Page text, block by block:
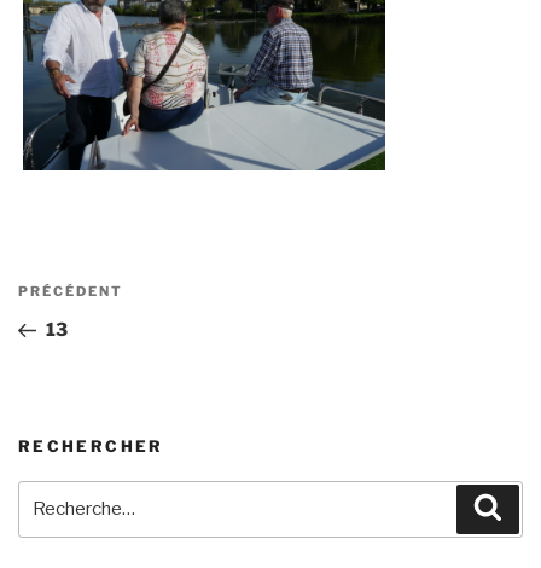
Navigation
l’article
Article
précédent
PRÉCÉDENT
13
RECHERCHER